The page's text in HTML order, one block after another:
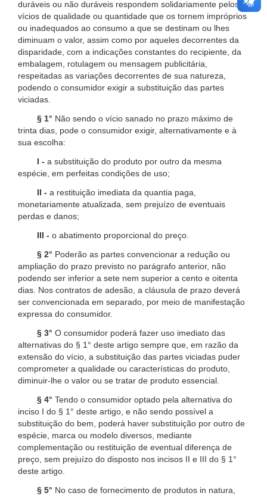
duráveis ou não duráveis respondem solidariamente pelos
vícios de qualidade ou quantidade que os tornem impróprios
ou inadequados ao consumo a que se destinam ou lhes
diminuam o valor, assim como por aqueles decorrentes da
disparidade, com a indicações constantes do recipiente, da
embalagem, rotulagem ou mensagem publicitária,
respeitadas as variações decorrentes de sua natureza,
podendo o consumidor exigir a substituição das partes
viciadas.
§ 1° Não sendo o vício sanado no prazo máximo de
trinta dias, pode o consumidor exigir, alternativamente e à
sua escolha:
I - a substituição do produto por outro da mesma
espécie, em perfeitas condições de uso;
II - a restituição imediata da quantia paga,
monetariamente atualizada, sem prejuízo de eventuais
perdas e danos;
III - o abatimento proporcional do preço.
§ 2° Poderão as partes convencionar a redução ou
ampliação do prazo previsto no parágrafo anterior, não
podendo ser inferior a sete nem superior a cento e oitenta
dias. Nos contratos de adesão, a cláusula de prazo deverá
ser convencionada em separado, por meio de manifestação
expressa do consumidor.
§ 3° O consumidor poderá fazer uso imediato das
alternativas do § 1° deste artigo sempre que, em razão da
extensão do vício, a substituição das partes viciadas puder
comprometer a qualidade ou características do produto,
diminuir-lhe o valor ou se tratar de produto essencial.
§ 4° Tendo o consumidor optado pela alternativa do
inciso I do § 1° deste artigo, e não sendo possível a
substituição do bem, poderá haver substituição por outro de
espécie, marca ou modelo diversos, mediante
complementação ou restituição de eventual diferença de
preço, sem prejuízo do disposto nos incisos II e III do § 1°
deste artigo.
§ 5° No caso de fornecimento de produtos in natura,